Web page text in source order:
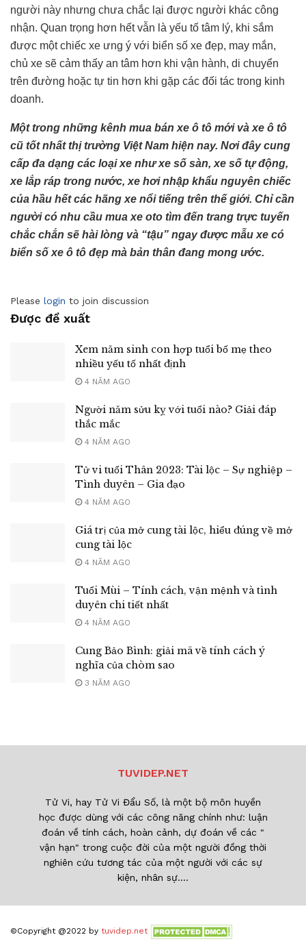
người này nhưng chưa chắc lại được người khác công
nhận. Quan trọng hơn hết vẫn là yếu tố tâm lý, khi sắm
được một chiếc xe ưng ý với biển số xe đẹp, may mắn,
chủ xe sẽ cảm thấy an tâm hơn khi vận hành, di chuyển
trên đường hoặc tự tin hơn khi gặp các đối tác trong kinh
doanh.
Một trong những kênh mua bán xe ô tô mới và xe ô tô
cũ tốt nhất thị trường Việt Nam hiện nay. Nơi đây cung
cấp đa dạng các loại xe như xe số sàn, xe số tự động,
xe lắp ráp trong nước, xe hơi nhập khẩu nguyên chiếc
của hầu hết các hãng xe nổi tiếng trên thế giới. Chỉ cần
người có nhu cầu mua xe oto tìm đến trang trực tuyến
chắc chắn sẽ hài lòng và “tậu” ngay được mẫu xe có
biển số xe ô tô đẹp mà bản thân đang mong ước.
Please login to join discussion
Được đề xuất
Xem năm sinh con hợp tuổi bố mẹ theo
nhiều yếu tố nhất định
4 NĂM AGO
Người năm sửu kỵ với tuổi nào? Giải đáp
thắc mắc
4 NĂM AGO
Tử vi tuổi Thân 2023: Tài lộc – Sự nghiệp –
Tình duyên – Gia đạo
4 NĂM AGO
Giá trị của mở cung tài lộc, hiểu đúng về mở
cung tài lộc
4 NĂM AGO
Tuổi Mùi – Tính cách, vận mệnh và tình
duyên chi tiết nhất
4 NĂM AGO
Cung Bảo Bình: giải mã về tính cách ý
nghĩa của chòm sao
3 NĂM AGO
TUVIDEP.NET
Tử Vi, hay Tử Vi Đẩu Số, là một bộ môn huyền
học được dùng với các công năng chính như: luận
đoán về tính cách, hoàn cảnh, dự đoán về các "
vận hạn" trong cuộc đời của một người đồng thời
nghiên cứu tương tác của một người với các sự
kiện, nhân sự....
©Copyright @2022 by tuvidep.net